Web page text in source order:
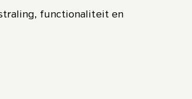
functionaliteit en